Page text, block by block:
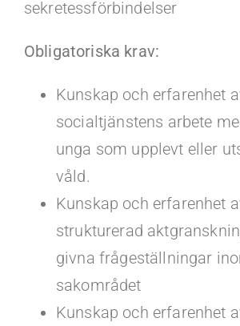
sekretessförbindelser
Obligatoriska krav:
Kunskap och erfarenhet
socialtjänstens arbete
unga som upplevt eller
våld.
Kunskap och erfarenhet
strukturerad
givna frågeställningar
sakområdet
Kunskap och erfarenhet